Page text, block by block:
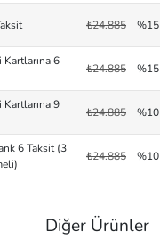
₺24.885 %15
Kartlarına 6
₺24.885 %15
Kartlarına 9
₺24.885 %10
6 Taksit (3
₺24.885 %10
Diğer Ürünler